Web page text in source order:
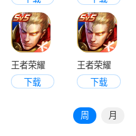
王者荣耀
下载
王者荣耀
下载
周 月